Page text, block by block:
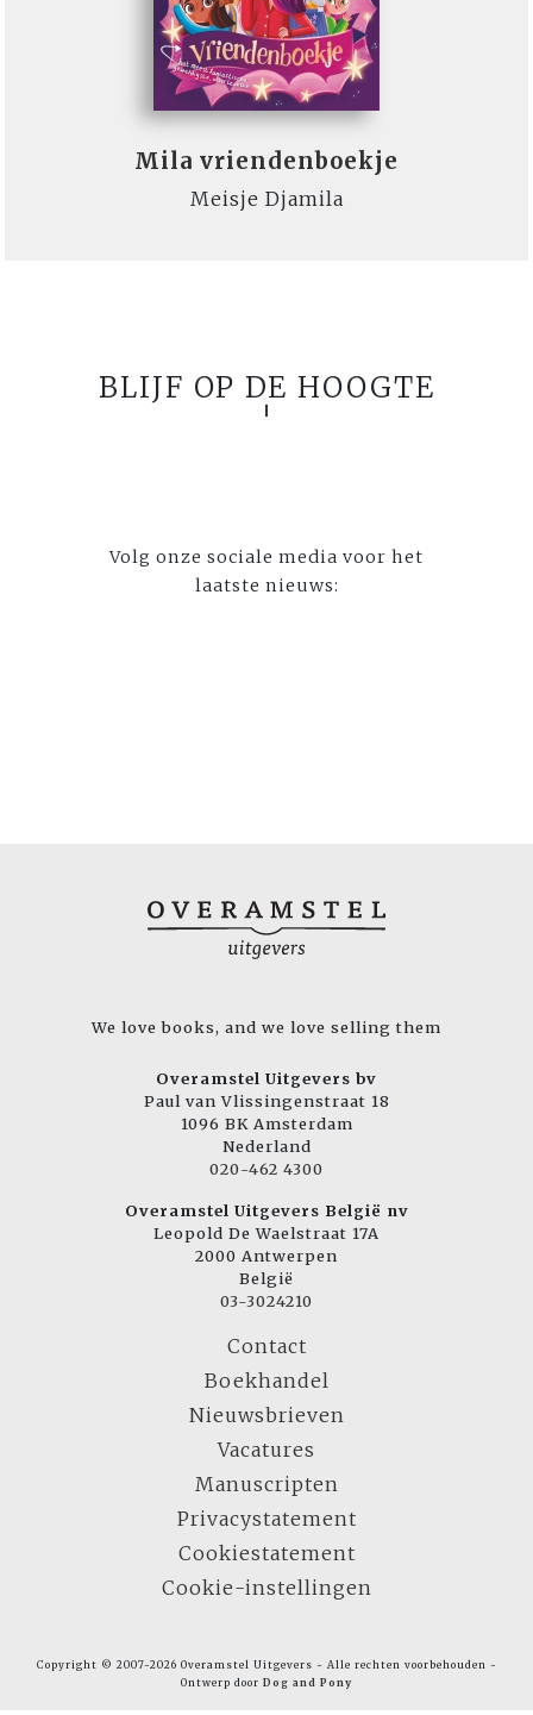
Mila vriendenboekje
Meisje Djamila
BLIJF OP DE HOOGTE
Volg onze sociale media voor het
laatste nieuws:
We love books, and we love selling them
Overamstel Uitgevers bv
Paul van Vlissingenstraat 18
1096 BK Amsterdam
Nederland
020-462 4300
Overamstel Uitgevers België nv
Leopold De Waelstraat 17A
2000 Antwerpen
België
03-3024210
Contact
Boekhandel
Nieuwsbrieven
Vacatures
Manuscripten
Privacystatement
Cookiestatement
Cookie-instellingen
Copyright © 2007-2026 Overamstel Uitgevers - Alle rechten voorbehouden -
Ontwerp door Dog and Pony